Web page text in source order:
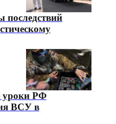
уроки РФ
ВСУ в